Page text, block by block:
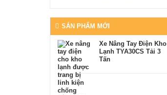
SẢN PHẨM MỚI
Xe Nâng Tay Điện Kho
Lạnh TYA30CS Tải 3
Tấn